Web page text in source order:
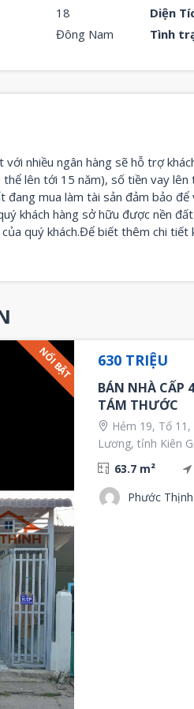
18 Diện
Đông Nam Tình
với nhiều ngân hàng sẽ hỗ trợ
lên tới 15 năm), số tiền vay
đang mua làm tài sản đảm bảo
khách hàng sở hữu được nền
quý khách.Để biết thêm chi
NỔI BẬT 630 TRIỆU
BÁN NHÀ CẤP
TÁM THƯỚC
Hẻm 19, Tổ
Lương, tỉnh Kiên
63.7 m²
Phước Thịnh